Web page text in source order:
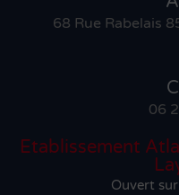
68 Rue Rabelais
06
Etablissement
Ouvert